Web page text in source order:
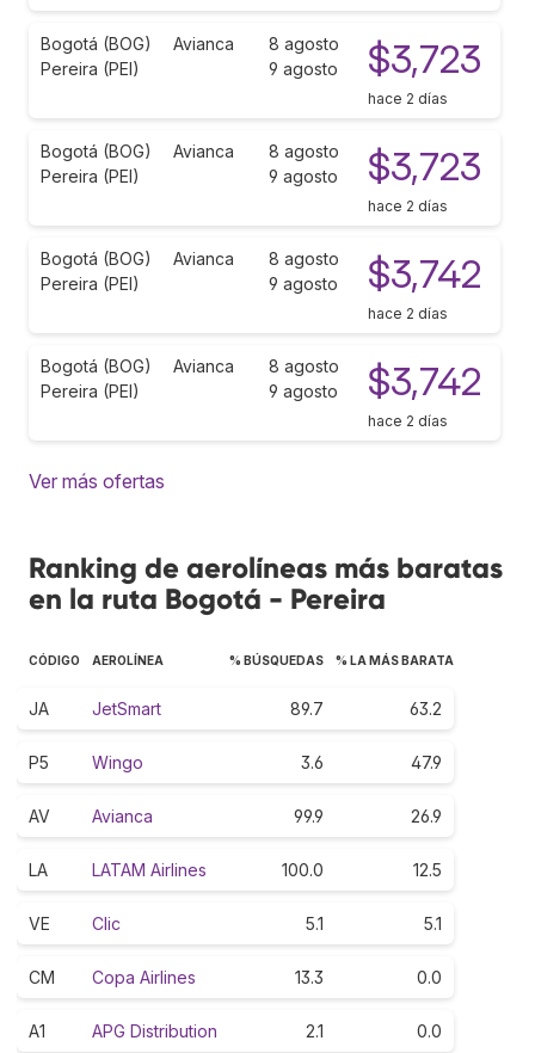
Bogotá (BOG)
Pereira (PEI)
Avianca
8 agosto
9 agosto
$3,723
hace 2 días
Bogotá (BOG)
Pereira (PEI)
Avianca
8 agosto
9 agosto
$3,723
hace 2 días
Bogotá (BOG)
Pereira (PEI)
Avianca
8 agosto
9 agosto
$3,742
hace 2 días
Bogotá (BOG)
Pereira (PEI)
Avianca
8 agosto
9 agosto
$3,742
hace 2 días
Ver más ofertas
Ranking de aerolíneas más baratas
en la ruta Bogotá - Pereira
CÓDIGO AEROLÍNEA % BÚSQUEDAS % LA MÁS BARATA
JA JetSmart 89.7 63.2
P5 Wingo 3.6 47.9
AV Avianca 99.9 26.9
LA LATAM Airlines 100.0 12.5
VE Clic 5.1 5.1
CM Copa Airlines 13.3 0.0
A1 APG Distribution 2.1 0.0